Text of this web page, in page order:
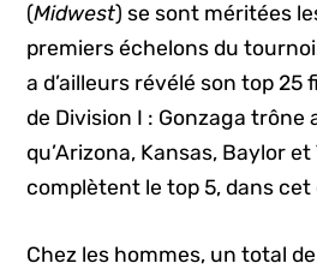
(Midwest) se sont méritées
premiers échelons du tournoi.
a d’ailleurs révélé son top
de Division I : Gonzaga trône
qu’Arizona, Kansas, Baylor et
complètent le top 5, dans cet
Chez les hommes, un total